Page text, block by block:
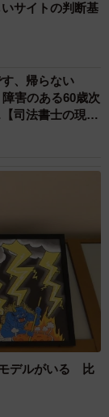
サイトの判断基
す、帰らない
害のある60歳次
司法書士の現場
モデルがいる 比